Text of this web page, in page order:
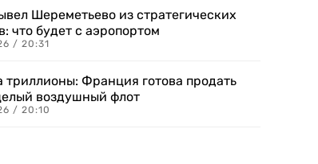
Шереметьево из стратегических
что будет с аэропортом
/ 20:31
триллионы: Франция готова продать
воздушный флот
/ 20:10